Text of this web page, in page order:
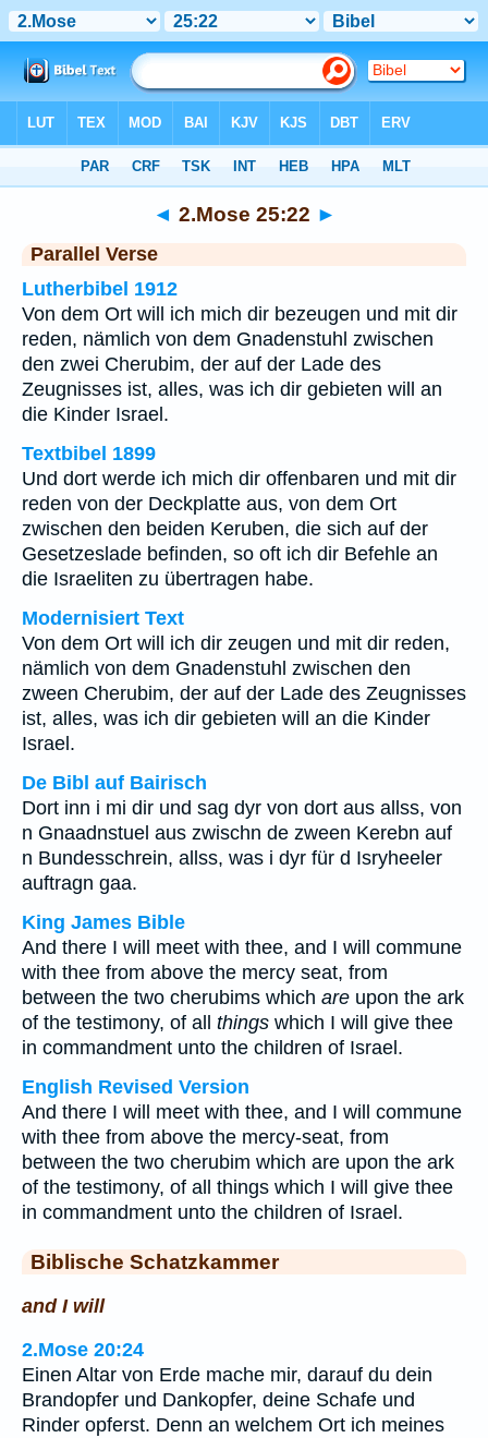
◄ 2.Mose 25:22 ►
Parallel Verse
Lutherbibel 1912
Von dem Ort will ich mich dir bezeugen und mit dir
reden, nämlich von dem Gnadenstuhl zwischen
den zwei Cherubim, der auf der Lade des
Zeugnisses ist, alles, was ich dir gebieten will an
die Kinder Israel.
Textbibel 1899
Und dort werde ich mich dir offenbaren und mit dir
reden von der Deckplatte aus, von dem Ort
zwischen den beiden Keruben, die sich auf der
Gesetzeslade befinden, so oft ich dir Befehle an
die Israeliten zu übertragen habe.
Modernisiert Text
Von dem Ort will ich dir zeugen und mit dir reden,
nämlich von dem Gnadenstuhl zwischen den
zween Cherubim, der auf der Lade des Zeugnisses
ist, alles, was ich dir gebieten will an die Kinder
Israel.
De Bibl auf Bairisch
Dort inn i mi dir und sag dyr von dort aus allss, von
n Gnaadnstuel aus zwischn de zween Kerebn auf
n Bundesschrein, allss, was i dyr für d Isryheeler
auftragn gaa.
King James Bible
And there I will meet with thee, and I will commune
with thee from above the mercy seat, from
between the two cherubims which are upon the ark
of the testimony, of all things which I will give thee
in commandment unto the children of Israel.
English Revised Version
And there I will meet with thee, and I will commune
with thee from above the mercy-seat, from
between the two cherubim which are upon the ark
of the testimony, of all things which I will give thee
in commandment unto the children of Israel.
Biblische Schatzkammer
and I will
2.Mose 20:24
Einen Altar von Erde mache mir, darauf du dein
Brandopfer und Dankopfer, deine Schafe und
Rinder opferst. Denn an welchem Ort ich meines